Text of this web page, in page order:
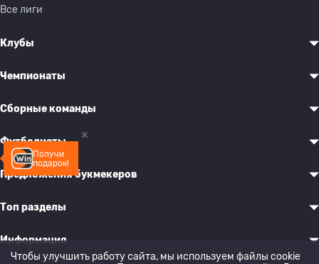
Получи
подарок!
Все лиги
Клубы
Чемпионаты
Сборные команды
Футболисты
Предложения букмекеров
Топ разделы
Информация
Чтобы улучшить работу сайта, мы используем файлы cookie